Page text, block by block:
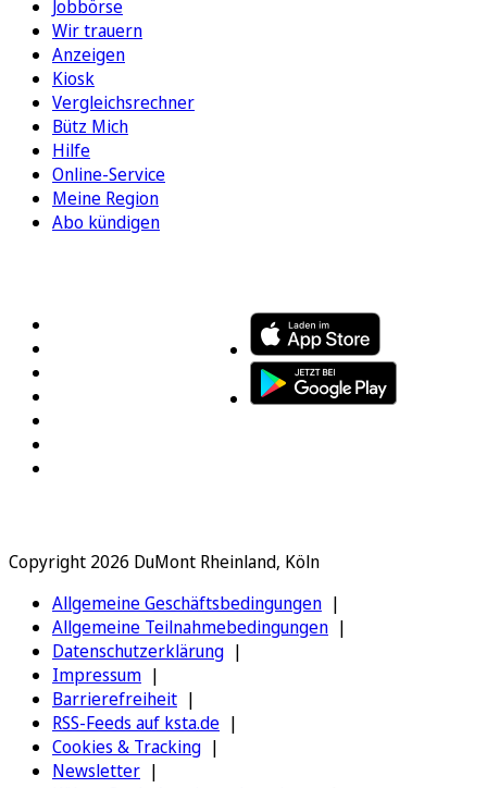
Jobbörse
Wir trauern
Anzeigen
Kiosk
Vergleichsrechner
Bütz Mich
Hilfe
Online-Service
Meine Region
Abo kündigen
Copyright 2026 DuMont Rheinland, Köln
Allgemeine Geschäftsbedingungen
Allgemeine Teilnahmebedingungen
Datenschutzerklärung
Impressum
Barrierefreiheit
RSS-Feeds auf ksta.de
Cookies & Tracking
Newsletter